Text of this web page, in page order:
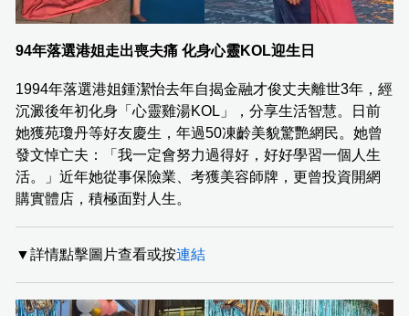
94年落選港姐走出喪夫痛 化身心靈KOL迎生日
1994年落選港姐鍾潔怡去年自揭金融才俊丈夫離世3年，經
沉澱後年初化身「心靈雞湯KOL」，分享生活智慧。日前
她獲苑瓊丹等好友慶生，年過50凍齡美貌驚艷網民。她曾
發文悼亡夫：「我一定會努力過得好，好好學習一個人生
活。」近年她從事保險業、考獲美容師牌，更曾投資開網
購實體店，積極面對人生。
▼詳情點擊圖片查看或按連結